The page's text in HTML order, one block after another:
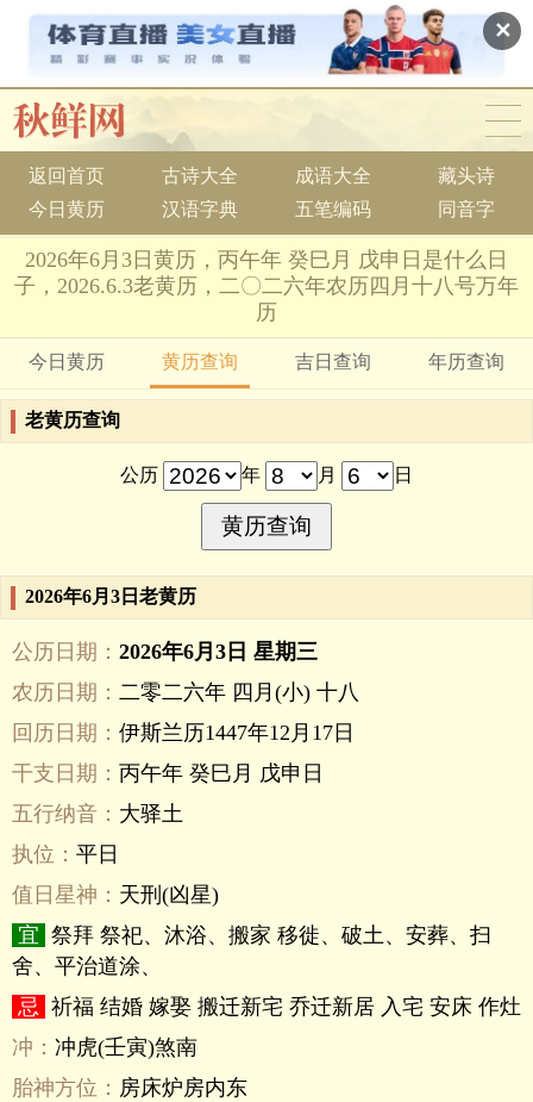
✕
返回首页 古诗大全 成语大全
藏头诗
今日黄历
汉语字典 五笔编码 同音字
2026年6月3日黄历，丙午年 癸巳月 戊申日是什么日
子，2026.6.3老黄历，二〇二六年农历四月十八号万年
历
今日黄历 黄历查询 吉日查询 年历查询
老黄历查询
公历 年 月 日
2026年6月3日老黄历
公历日期： 2026年6月3日 星期三
农历日期： 二零二六年 四月(小) 十八
回历日期： 伊斯兰历1447年12月17日
干支日期： 丙午年 癸巳月 戊申日
五行纳音： 大驿土
执位： 平日
值日星神： 天刑(凶星)
宜 祭拜 祭祀、沐浴、搬家 移徙、破土、安葬、扫
舍、平治道涂、
忌 祈福 结婚 嫁娶 搬迁新宅 乔迁新居 入宅 安床 作灶
冲： 冲虎(壬寅)煞南
胎神方位： 房床炉房内东